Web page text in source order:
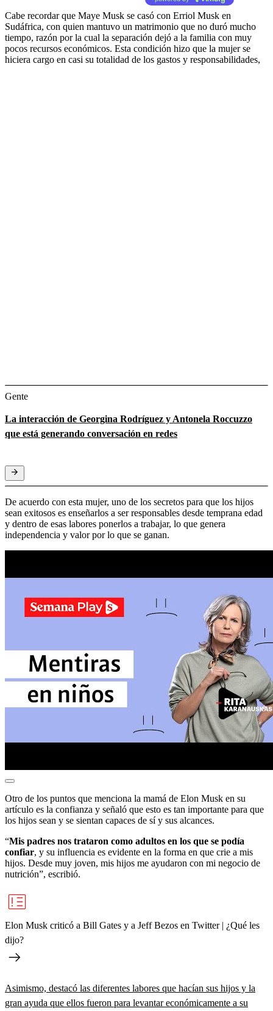
Cabe recordar que Maye Musk se casó con Erriol Musk en
Sudáfrica, con quien mantuvo un matrimonio que no duró mucho
tiempo, razón por la cual la separación dejó a la familia con muy
pocos recursos económicos. Esta condición hizo que la mujer se
hiciera cargo en casi su totalidad de los gastos y responsabilidades,
Gente
La interacción de Georgina Rodríguez y Antonela Roccuzzo
que está generando conversación en redes
De acuerdo con esta mujer, uno de los secretos para que los hijos
sean exitosos es enseñarlos a ser responsables desde temprana edad
y dentro de esas labores ponerlos a trabajar, lo que genera
independencia y valor por lo que se ganan.
Otro de los puntos que menciona la mamá de Elon Musk en su
artículo es la confianza y señaló que esto es tan importante para que
los hijos sean y se sientan capaces de sí y sus alcances.
“Mis padres nos trataron como adultos en los que se podía
confiar, y su influencia es evidente en la forma en que crie a mis
hijos. Desde muy joven, mis hijos me ayudaron con mi negocio de
nutrición”, escribió.
Elon Musk criticó a Bill Gates y a Jeff Bezos en Twitter | ¿Qué les
dijo?
Asimismo, destacó las diferentes labores que hacían sus hijos y la
gran ayuda que ellos fueron para levantar económicamente a su